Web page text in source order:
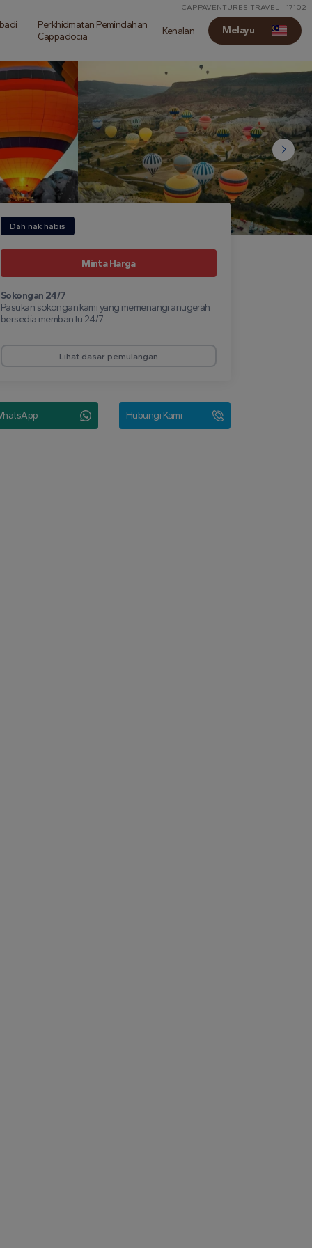
CAPPAVENTURES TRAVEL - 17102
Perkhidmatan Pemindahan
Cappadocia
Kenalan Melayu
Dah nak habis
Minta Harga
Sokongan 24/7
Pasukan sokongan kami yang memenangi anugerah
bersedia membantu 24/7.
Lihat dasar pemulangan
Hubungi Kami